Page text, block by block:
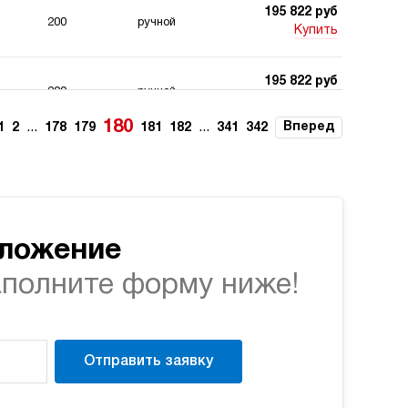
195 822 руб
Купить
200 ручной
195 822 руб
200 ручной
195 822 руб
ручной
2 ... 178 179 180 181 182 ... 341 342 Вперед
форму ниже!
Отправить заявку